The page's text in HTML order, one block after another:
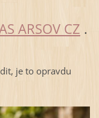
ARSOV CZ .
je to opravdu